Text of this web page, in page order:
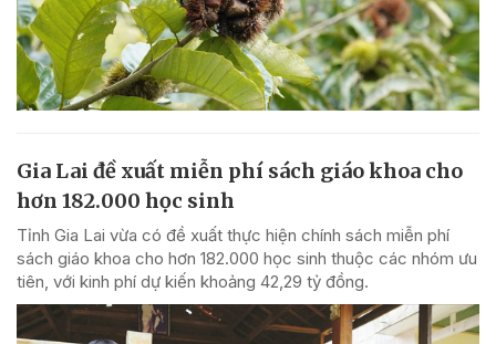
Gia Lai đề xuất miễn phí sách giáo khoa cho
hơn 182.000 học sinh
Tỉnh Gia Lai vừa có đề xuất thực hiện chính sách miễn phí
sách giáo khoa cho hơn 182.000 học sinh thuộc các nhóm ưu
tiên, với kinh phí dự kiến khoảng 42,29 tỷ đồng.